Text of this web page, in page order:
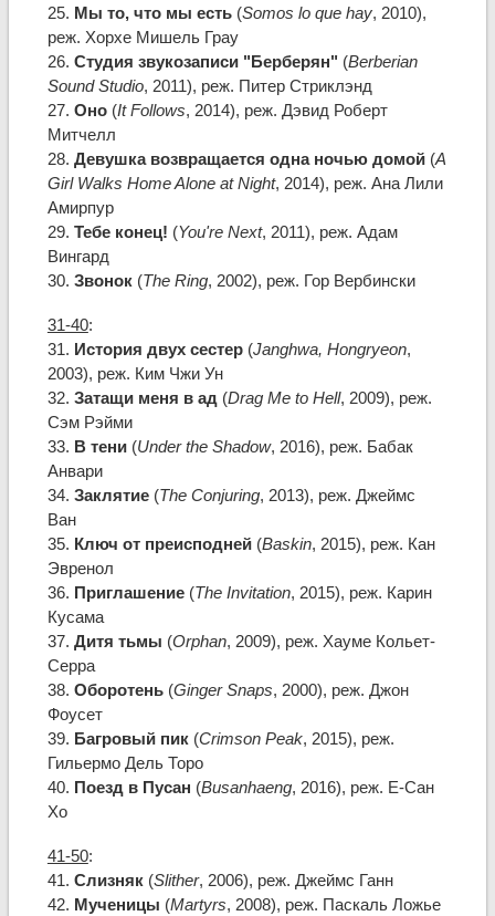
25. Мы то, что мы есть(Somos lo que hay, 2010),
реж. Хорхе Мишель Грау
26. Студия звукозаписи "Берберян" (Berberian
Sound Studio, 2011), реж. Питер Стриклэнд
27. Оно(It Follows, 2014), реж. Дэвид Роберт
Митчелл
28. Девушка возвращается одна ночью домой(A
Girl Walks Home Alone at Night, 2014), реж. Ана Лили
Амирпур
29. Тебе конец! (You're Next, 2011), реж. Адам
Вингард
30. Звонок(The Ring, 2002), реж. Гор Вербински
31-40:
31. История двух сестер (Janghwa, Hongryeon,
2003), реж. Ким Чжи Ун
32. Затащи меня в ад (Drag Me to Hell, 2009), реж.
Сэм Рэйми
33. В тени(Under the Shadow, 2016), реж. Бабак
Анвари
34. Заклятие (The Conjuring, 2013), реж. Джеймс
Ван
35. Ключ от преисподней(Baskin, 2015), реж. Кан
Эвренол
36. Приглашение(The Invitation, 2015), реж. Карин
Кусама
37. Дитя тьмы (Orphan, 2009), реж. Хауме Кольет-
Серра
38. Оборотень(Ginger Snaps, 2000), реж. Джон
Фоусет
39. Багровый пик(Crimson Peak, 2015), реж.
Гильермо Дель Торо
40. Поезд в Пусан (Busanhaeng, 2016), реж. Е-Сан
Хо
41-50:
41. Слизняк (Slither, 2006), реж. Джеймс Ганн
42. Мученицы (Martyrs, 2008), реж. Паскаль Ложье